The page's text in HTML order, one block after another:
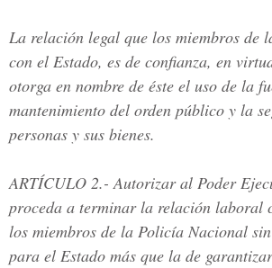
La relación legal que los miembros de
con el Estado, es de confianza, en
otorga en nombre de éste el uso de la
mantenimiento del orden público y la
personas y sus bienes.
ARTÍCULO 2.- Autorizar al Poder
proceda a terminar la relación laboral
los miembros de la Policía Nacional
para el Estado más que la de